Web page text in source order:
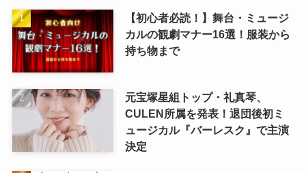
【初心者必読！】舞台・ミュージ
カルの観劇マナー16選！服装から
持ち物まで
元宝塚星組トップ・礼真琴、
CULEN所属を発表！退団後初ミ
ュージカル『バーレスク』で主演
決定